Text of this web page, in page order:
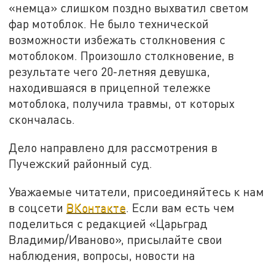
«немца» слишком поздно выхватил светом
фар мотоблок. Не было технической
возможности избежать столкновения с
мотоблоком. Произошло столкновение, в
результате чего 20-летняя девушка,
находившаяся в прицепной тележке
мотоблока, получила травмы, от которых
скончалась.
Дело направлено для рассмотрения в
Пучежский районный суд.
Уважаемые читатели, присоединяйтесь к нам
в соцсети ВКонтакте . Если вам есть чем
поделиться с редакцией «Царьград
Владимир/Иваново», присылайте свои
наблюдения, вопросы, новости на